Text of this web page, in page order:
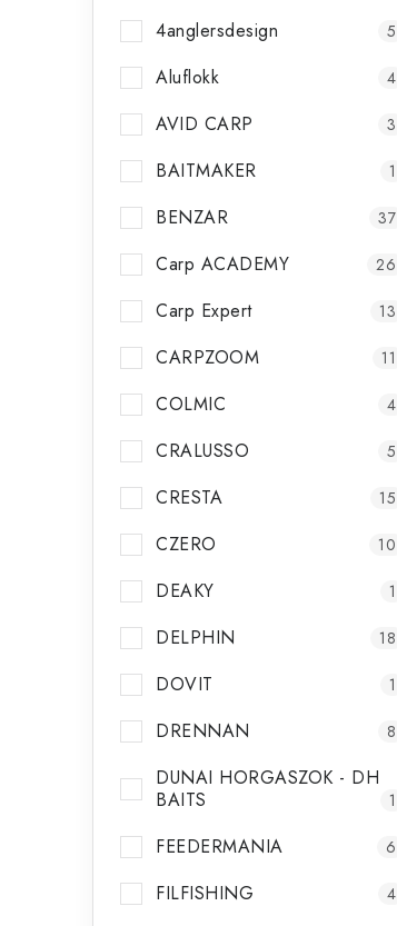
4anglersdesign 5
Aluflokk 4
AVID CARP 3
BAITMAKER 1
BENZAR 37
Carp ACADEMY 26
Carp Expert 13
CARPZOOM 11
COLMIC 4
CRALUSSO 5
CRESTA 15
CZERO 10
DEAKY 1
DELPHIN 18
DOVIT 1
DRENNAN 8
DUNAI HORGASZOK - DH
BAITS
1
FEEDERMANIA 6
FILFISHING 4